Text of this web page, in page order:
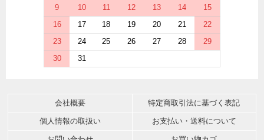
9
10 11 12 13 14
15
16
17 18 19 20 21
22
23
24 25 26 27 28
29
30
31
会社概要 特定商取引法に基づく表記
個人情報の取扱い お支払い・送料について